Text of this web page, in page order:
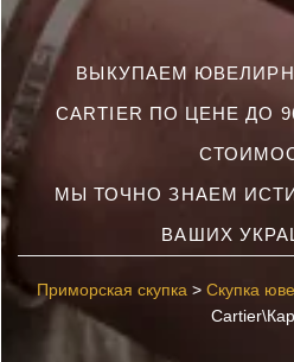
ВЫКУПАЕМ
CARTIER ПО ЦЕНЕ ДО
МЫ ТОЧНО ЗНАЕМ
ВАШИХ
Приморская скупка > Скупка